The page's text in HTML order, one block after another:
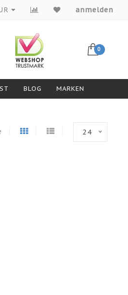
von Top-Marken anmelden
0
BLOG MARKEN
24